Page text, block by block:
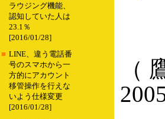
ラウジング機能、
認知していた人は
23.1％
[2016/01/28]
■ LINE、違う電話番
号のスマホから一
方的にアカウント
移管操作を行えな
いよう仕様変更
[2016/01/28]
（